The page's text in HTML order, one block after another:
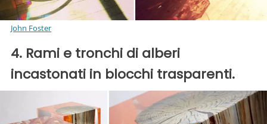
John Foster
4. Rami e tronchi di alberi
incastonati in blocchi trasparenti.